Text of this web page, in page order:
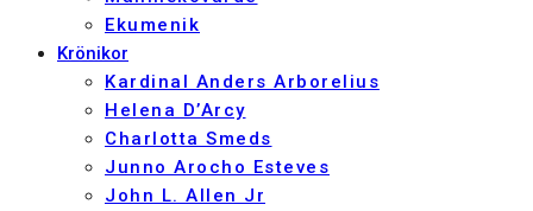
Ekumenik
Krönikor
Kardinal Anders Arborelius
Helena D’Arcy
Charlotta Smeds
Junno Arocho Esteves
John L. Allen Jr